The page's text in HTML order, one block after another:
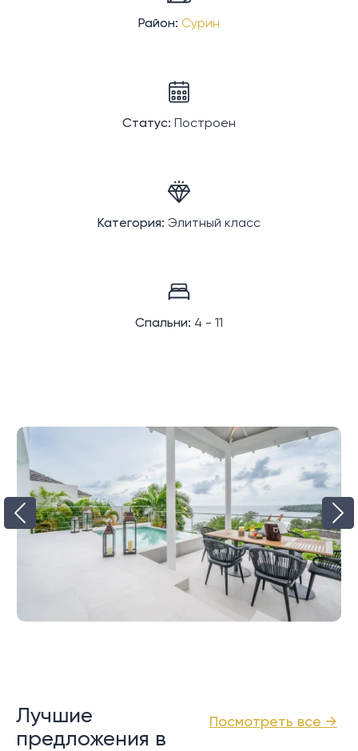
Район: Сурин
Статус: Построен
Категория: Элитный класс
Спальни: 4 - 11
Посмотреть все →
Лучшие
предложения в